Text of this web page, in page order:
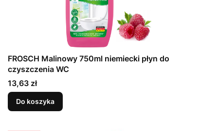
FROSCH Malinowy 750ml niemiecki płyn do
czyszczenia WC
Cena
13,63 zł
Do koszyka